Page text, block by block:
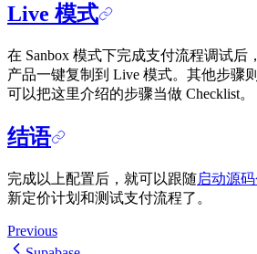
Live 模式
在 Sanbox 模式下完成支付流程调试后
产品一键复制到 Live 模式。其他步骤
可以把这里介绍的步骤当做 Checklist。
结语
完成以上配置后，就可以跟随启动源
新定价计划和测试支付流程了。
Previous